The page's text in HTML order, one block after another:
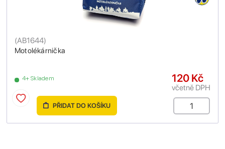
Motolékárnička
(AB1644)
4+ Skladem 120 Kč
včetně DPH
PŘIDAT DO KOŠÍKU